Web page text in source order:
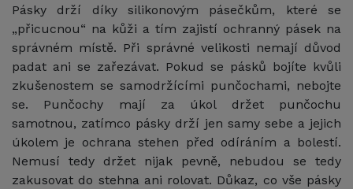
Pásky drží díky silikonovým pásečkům, které se
„přicucnou“ na kůži a tím zajistí ochranný pásek na
správném místě. Při správné velikosti nemají důvod
padat ani se zařezávat. Pokud se pásků bojíte kvůli
zkušenostem se samodržícími punčochami, nebojte
se. Punčochy mají za úkol držet punčochu
samotnou, zatímco pásky drží jen samy sebe a jejich
úkolem je ochrana stehen před odíráním a bolestí.
Nemusí tedy držet nijak pevně, nebudou se tedy
zakusovat do stehna ani rolovat. Důkaz, co vše pásky